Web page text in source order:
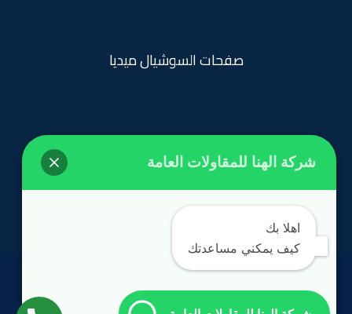
صفحات السوشيال ميديا
روابط تهمك
الرئيسية
الحقوق محفوظة© مؤسسة الهنا 2024
شركة الهنا للمقاولات العامة
اهلا بك
كيف يمكني مساعدتك